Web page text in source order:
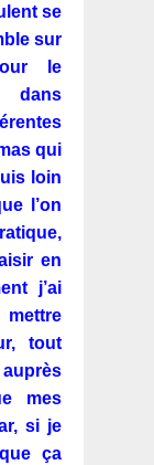
se
sur
le
dans
qui
loin
l’on
en
j’ai
mettre
tout
mes
si je
ça